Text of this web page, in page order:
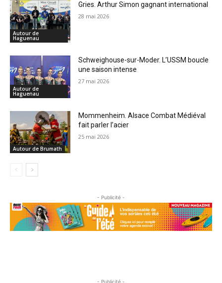
Autour de
Haguenau
Gries. Arthur Simon gagnant international
28 mai 2026
Autour de
Haguenau
Schweighouse-sur-Moder. L’USSM boucle
une saison intense
27 mai 2026
Autour de Brumath
Mommenheim. Alsace Combat Médiéval
fait parler l’acier
25 mai 2026
- Publicité -
- Publicité -